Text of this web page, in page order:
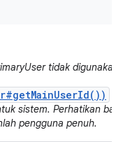
tidak digunakan
sistem. Perhatikan
pengguna penuh.